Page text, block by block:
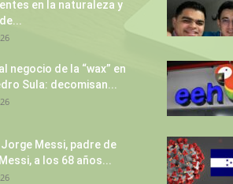
en la naturaleza y
negocio de la “wax” en
Sula: decomisan...
Jorge Messi, padre de
a los 68 años...